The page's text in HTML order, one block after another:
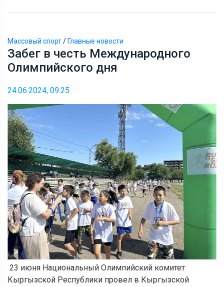
Массовый спорт/ Главные новости
Забег в честь Международного
Олимпийского дня
24.06.2024, 09:25
23 июня Национальный Олимпийский комитет
Кыргызской Республики провел в Кыргызской